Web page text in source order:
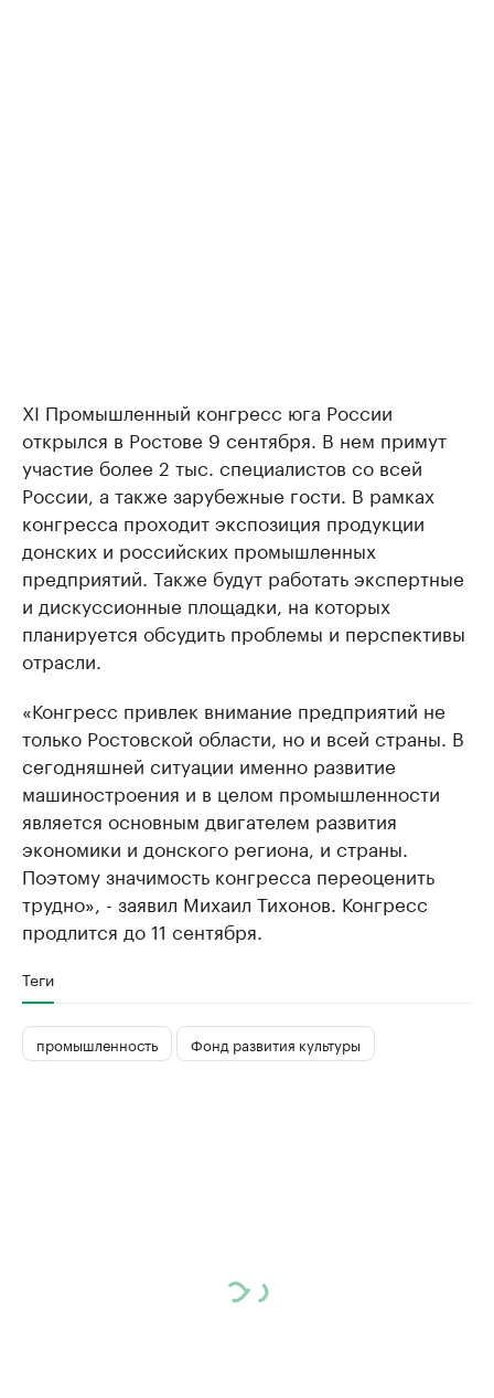
XI Промышленный конгресс юга России
открылся в Ростове 9 сентября. В нем примут
участие более 2 тыс. специалистов со всей
России, а также зарубежные гости. В рамках
конгресса проходит экспозиция продукции
донских и российских промышленных
предприятий. Также будут работать экспертные
и дискуссионные площадки, на которых
планируется обсудить проблемы и перспективы
отрасли.
«Конгресс привлек внимание предприятий не
только Ростовской области, но и всей страны. В
сегодняшней ситуации именно развитие
машиностроения и в целом промышленности
является основным двигателем развития
экономики и донского региона, и страны.
Поэтому значимость конгресса переоценить
трудно», - заявил Михаил Тихонов. Конгресс
продлится до 11 сентября.
Теги
промышленность Фонд развития культуры